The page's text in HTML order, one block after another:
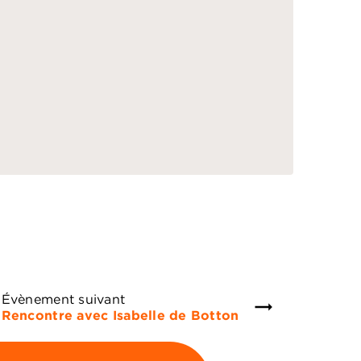
Évènement suivant
Rencontre avec Isabelle de Botton